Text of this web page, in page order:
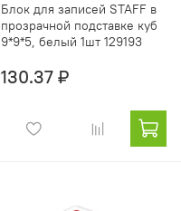
Блок для записей STAFF в
прозрачной подставке куб
9*9*5, белый 1шт 129193
130.37 ₽